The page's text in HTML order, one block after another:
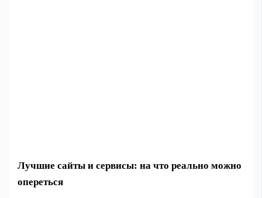
Лучшие сайты и сервисы: на что реально можно
опереться